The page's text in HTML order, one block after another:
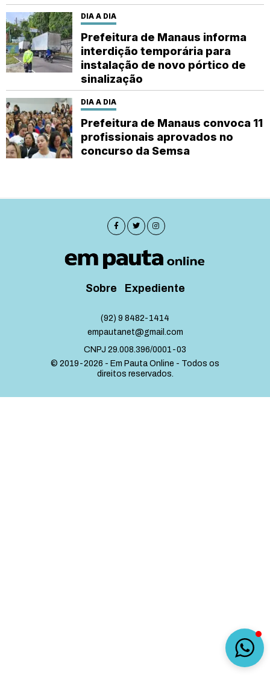
DIA A DIA
Prefeitura de Manaus informa
interdição temporária para
instalação de novo pórtico de
sinalização
DIA A DIA
Prefeitura de Manaus convoca 11
profissionais aprovados no
concurso da Semsa
Sobre Expediente
(92) 9 8482-1414
empautanet@gmail.com
CNPJ 29.008.396/0001-03
© 2019-2026 - Em Pauta Online - Todos os
direitos reservados.